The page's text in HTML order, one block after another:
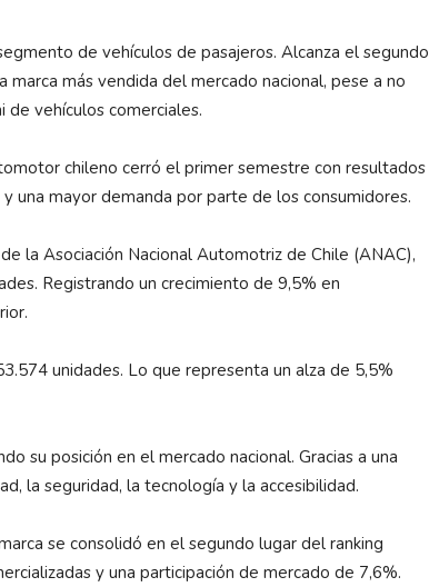
de vehículos de pasajeros. Alcanza el segundo
marca más vendida del mercado nacional, pese a no
vehículos comerciales.
chileno cerró el primer semestre con resultados
una mayor demanda por parte de los consumidores.
la Asociación Nacional Automotriz de Chile (ANAC),
Registrando un crecimiento de 9,5% en
unidades. Lo que representa un alza de 5,5%
su posición en el mercado nacional. Gracias a una
la seguridad, la tecnología y la accesibilidad.
se consolidó en el segundo lugar del ranking
y una participación de mercado de 7,6%.